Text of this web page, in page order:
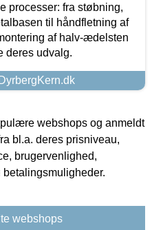
processer: fra støbning,
til håndfletning af
af halv-ædelsten
deres udvalg.
webshops og anmeldt
bl.a. deres prisniveau,
brugervenlighed,
betalingsmuligheder.
webshops